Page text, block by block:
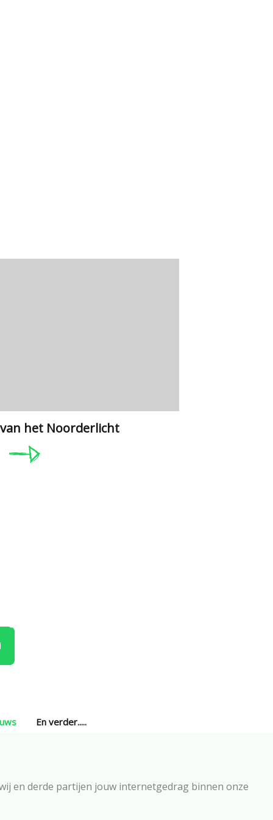
het Noorderlicht
En verder.....
en derde partijen jouw internetgedrag binnen onze